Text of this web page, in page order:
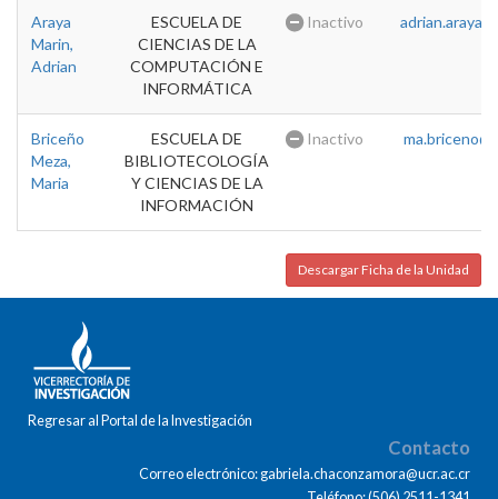
Araya
Marin,
Adrian
ESCUELA DE
CIENCIAS DE LA
COMPUTACIÓN E
INFORMÁTICA
Inactivo
Briceño
Meza,
Maria
ESCUELA DE
BIBLIOTECOLOGÍA
Y CIENCIAS DE LA
INFORMACIÓN
Inactivo
Descargar Ficha de la Unidad
Regresar al Portal de la Investigación
Contacto
Correo electrónico: gabriela.chaconzamora@ucr.ac.cr